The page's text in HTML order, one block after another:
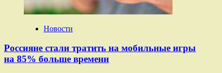
Новости
Россияне стали тратить на мобильные игры
на 85% больше времени